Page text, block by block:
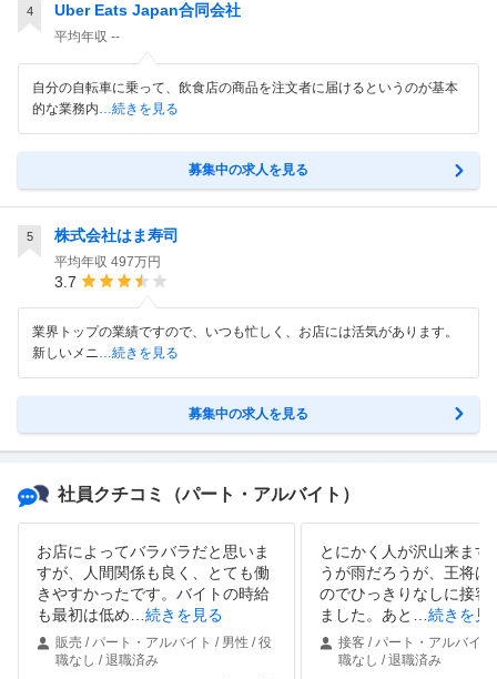
4 Uber Eats Japan合同会社
平均年収 --
自分の自転車に乗って、飲食店の商品を注文者に届けるというのが基本
的な業務内…続きを見る
募集中の求人を見る
5 株式会社はま寿司
平均年収 497万円
3.7
業界トップの業績ですので、いつも忙しく、お店には活気があります。
新しいメニ
…続きを見る
募集中の求人を見る
社員クチコミ （パート・アルバイト）
お店によってバラバラだと思いま
すが、人間関係も良く、とても働
きやすかったです。バイトの時給
も最初は低め
続きを見る
販売 / パート・アルバイト / 男性 / 役
職なし / 退職済み
とにかく人が沢山来ます
うが雨だろうが、王将は
のでひっきりなしに接客
ました。あと
続きを見
接客 / パート・アルバイ
職なし / 退職済み